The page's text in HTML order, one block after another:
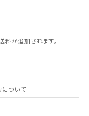
料が追加されます。
について